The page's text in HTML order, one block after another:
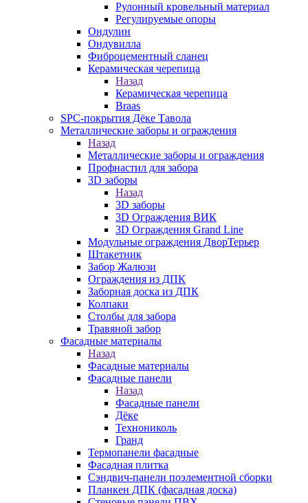
Рулонный кровельный материал
Регулируемые опоры
Ондулин
Ондувилла
Фиброцементный сланец
Керамическая черепица
Назад
Керамическая черепица
Braas
SPC-покрытия Дёке Тавола
Металлические заборы и ограждения
Назад
Металлические заборы и ограждения
Профнастил для забора
3D заборы
Назад
3D заборы
3D Ограждения ВИК
3D Ограждения Grand Line
Модульные ограждения ДворТерьер
Штакетник
Забор Жалюзи
Ограждения из ДПК
Заборная доска из ДПК
Колпаки
Столбы для забора
Травяной забор
Фасадные материалы
Назад
Фасадные материалы
Фасадные панели
Назад
Фасадные панели
Дёке
Технониколь
Гранд
Термопанели фасадные
Фасадная плитка
Сэндвич-панели поэлементной сборки
Планкен ДПК (фасадная доска)